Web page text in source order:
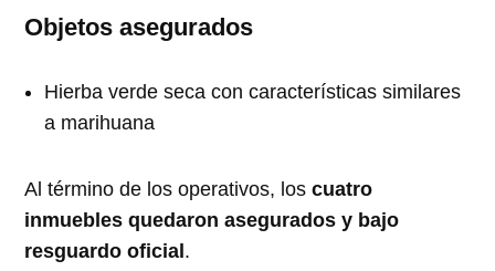
Objetos asegurados
Hierba verde seca con características similares
a marihuana
Al término de los operativos, loscuatro
inmuebles quedaron asegurados y bajo
resguardo oficial.